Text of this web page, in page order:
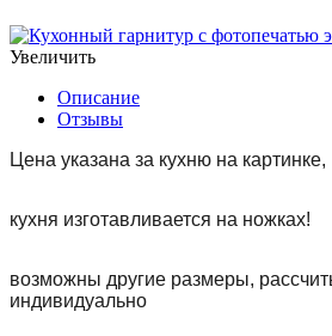
Увеличить
Описание
Отзывы
Цена указана за кухню на картинке,
кухня изготавливается на ножках!
возможны другие размеры,
индивидуально